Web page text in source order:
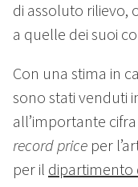
di assoluto rilievo,
a quelle dei suoi
Con una stima in
sono stati venduti
all’importante cifra
record price per
per il dipartimento